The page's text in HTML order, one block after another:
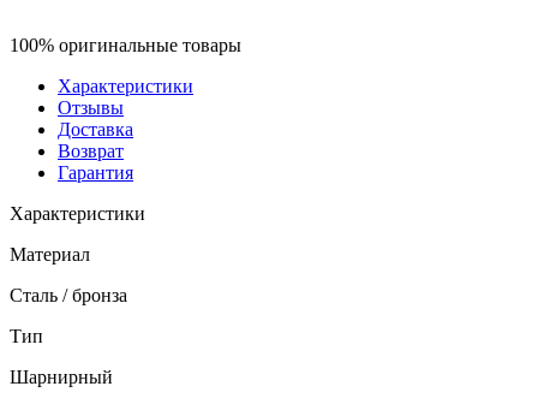
100% оригинальные товары
Характеристики
Отзывы
Доставка
Возврат
Гарантия
Характеристики
Материал
Сталь / бронза
Тип
Шарнирный